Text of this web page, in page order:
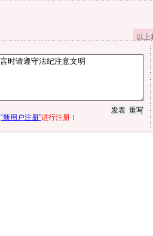
以
“新用户注册”进行注册！